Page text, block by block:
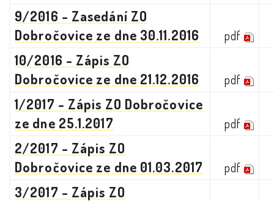
9/2016 - Zasedání ZO
Dobročovice ze dne 30.11.2016
pdf
10/2016 - Zápis ZO
Dobročovice ze dne 21.12.2016
pdf
1/2017 - Zápis ZO Dobročovice
ze dne 25.1.2017
pdf
2/2017 - Zápis ZO
Dobročovice ze dne 01.03.2017
pdf
3/2017 - Zápis ZO